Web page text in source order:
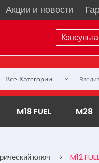
Акции и новости
Все Категории
M18 FUEL M28
ключ M12